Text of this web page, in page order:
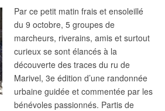
Par ce petit matin frais et ensoleillé
du 9 octobre, 5 groupes de
marcheurs, riverains, amis et surtout
curieux se sont élancés à la
découverte des traces du ru de
Marivel, 3e édition d’une randonnée
urbaine guidée et commentée par les
bénévoles passionnés. Partis de